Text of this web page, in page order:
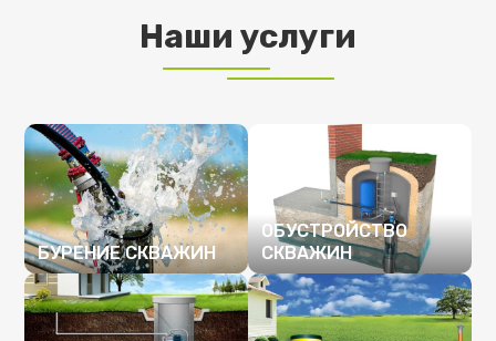
Наши услуги
БУРЕНИЕ СКВАЖИН
ПОДРОБНЕЕ
ОБУСТРОЙСТВО
СКВАЖИН
ПОДРОБНЕЕ